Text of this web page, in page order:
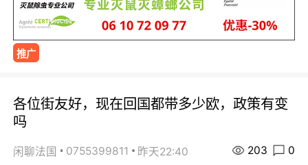
推广
各位街友好，现在回国都带多少欧，政策有变
吗
闲聊法国 0755399811 昨天22:40 203 0